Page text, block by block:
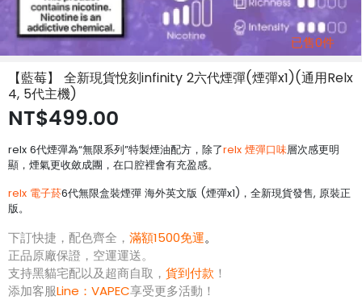
已售0件
【藍莓】 全新現貨悅刻infinity 2六代煙彈(煙彈x1)(通用Relx
4, 5代主機)
NT$499.00
relx 6代煙彈為“無限系列”特製煙油配方，除了relx 煙彈口味層次感更明
顯，煙氣更收斂成團，在口腔裡會有充盈感。
relx 電子菸6代無限盒裝煙彈 海外英文版 (煙彈x1)，全新現貨發售, 原裝正
版。
下訂快捷，配色齊全， 滿額1500免運。
正品原廠保證，空運運送。
支持黑貓宅配以及超商自取， 貨到付款 ！
添加客服Line： VAPEC享受更多活動！